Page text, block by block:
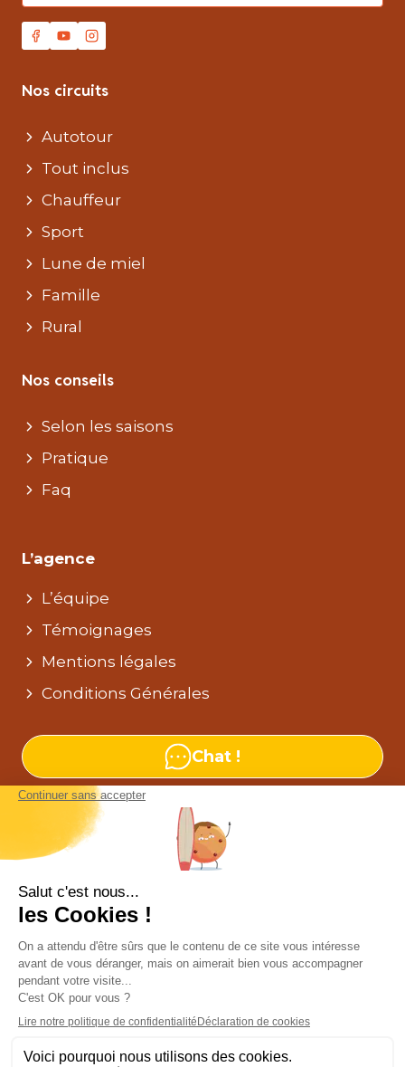
Nos circuits
Autotour
Tout inclus
Chauffeur
Sport
Lune de miel
Famille
Rural
Nos conseils
Selon les saisons
Pratique
Faq
L’agence
L’équipe
Témoignages
Mentions légales
Conditions Générales
Chat !
Nos agences